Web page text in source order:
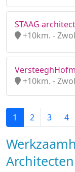
STAAG
+10km. -
+10km. -
1 2 3 4